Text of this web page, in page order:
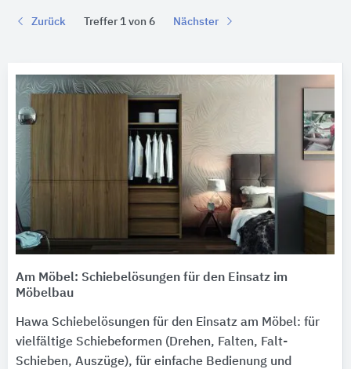
Zurück Treffer 1 von 6 Nächster
Am Möbel: Schiebelösungen für den Einsatz im
Möbelbau
Hawa Schiebelösungen für den Einsatz am Möbel: für
vielfältige Schiebeformen (Drehen, Falten, Falt-
Schieben, Auszüge), für einfache Bedienung und